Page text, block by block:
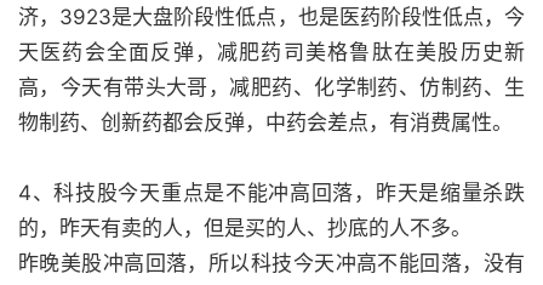
济，3923是大盘阶段性低点，也是医药阶段性低点，今
天医药会全面反弹，减肥药司美格鲁肽在美股历史新
高，今天有带头大哥，减肥药、化学制药、仿制药、生
物制药、创新药都会反弹，中药会差点，有消费属性。
4、科技股今天重点是不能冲高回落，昨天是缩量杀跌
的，昨天有卖的人，但是买的人、抄底的人不多。
昨晚美股冲高回落，所以科技今天冲高不能回落，没有